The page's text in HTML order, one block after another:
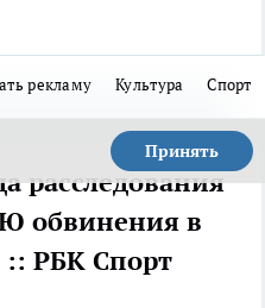
рекламу Культура Спорт
Принять
расследования
обвинения в
РБК Спорт